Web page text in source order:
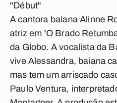
"Début"
A cantora baiana Alinne
atriz em 'O Brado
da Globo. A vocalista da
vive Alessandra, baiana
mas tem um arriscado
Paulo Ventura,